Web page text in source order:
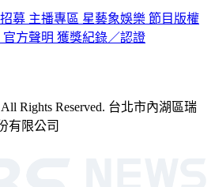
募 主播專區 星藝象娛樂 節目版權
官方聲明 獲獎紀錄／認證
Rights Reserved. 台北市內湖區瑞
有限公司